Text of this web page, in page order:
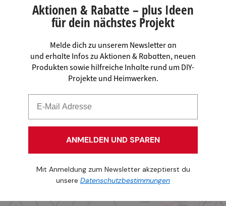
Aktionen & Rabatte – plus Ideen
für dein nächstes Projekt
Melde dich zu unserem Newsletter an
und erhalte Infos zu Aktionen & Rabatten, neuen
Produkten sowie hilfreiche Inhalte rund um DIY-
Projekte und Heimwerken.
ANMELDEN UND SPAREN
Mit Anmeldung zum Newsletter akzeptierst du
unsere Datenschutzbestimmungen